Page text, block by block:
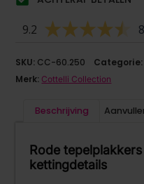
9.2
SKU: CC-60.250 Categorie:
Merk: Cottelli Collection
Beschrijving
Rode
kettingdetails